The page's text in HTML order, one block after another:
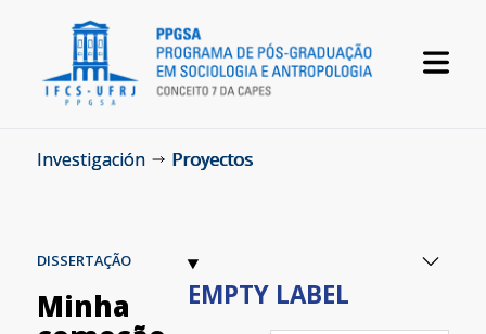
Investigación Proyectos
DISSERTAÇÃO
Minha
EMPTY LABEL